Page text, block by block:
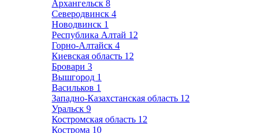
Архангельск 8
Северодвинск 4
Новодвинск 1
Республика Алтай 12
Горно-Алтайск 4
Киевская область 12
Бровари 3
Вышгород 1
Васильков 1
Западно-Казахстанская область 12
Уральск 9
Костромская область 12
Кострома 10